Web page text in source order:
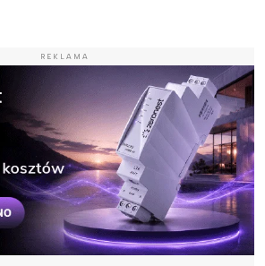
REKLAMA